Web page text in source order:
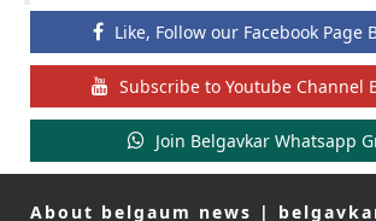
Like, Follow our Facebook Page
Subscribe to Youtube Channel
Join Belgavkar Whatsapp
About belgaum news |